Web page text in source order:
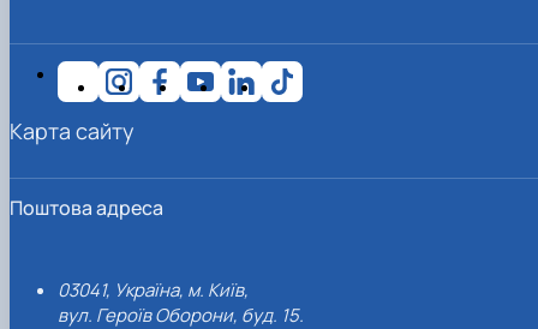
Поштова адреса
03041, Україна, м. Київ,
вул. Героїв Оборони, буд. 15.
Карта сайту